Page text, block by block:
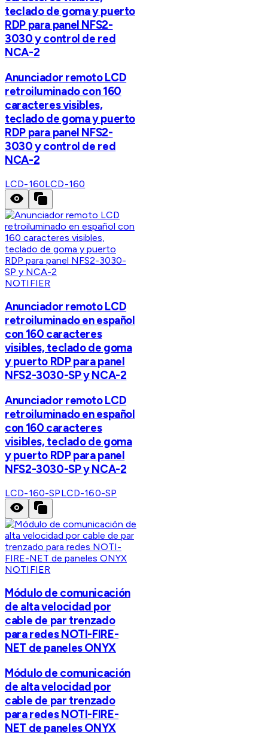
teclado de goma y puerto
RDP para panel NFS2-
3030 y control de red
NCA-2
Anunciador remoto LCD
retroiluminado con 160
caracteres visibles,
teclado de goma y puerto
RDP para panel NFS2-
3030 y control de red
NCA-2
LCD-160LCD-160
NOTIFIER
Anunciador remoto LCD
retroiluminado en español
con 160 caracteres
visibles, teclado de goma
y puerto RDP para panel
NFS2-3030-SP y NCA-2
Anunciador remoto LCD
retroiluminado en español
con 160 caracteres
visibles, teclado de goma
y puerto RDP para panel
NFS2-3030-SP y NCA-2
LCD-160-SPLCD-160-SP
NOTIFIER
Módulo de comunicación
de alta velocidad por
cable de par trenzado
para redes NOTI-FIRE-
NET de paneles ONYX
Módulo de comunicación
de alta velocidad por
cable de par trenzado
para redes NOTI-FIRE-
NET de paneles ONYX